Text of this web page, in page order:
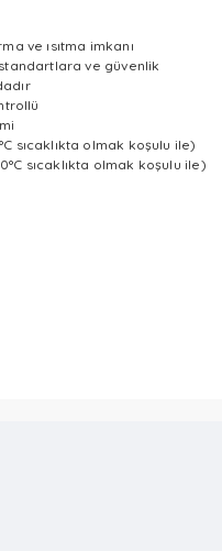
ve ısıtma imkanı
ve güvenlik
sıcaklıkta olmak koşulu ile)
sıcaklıkta olmak koşulu ile)